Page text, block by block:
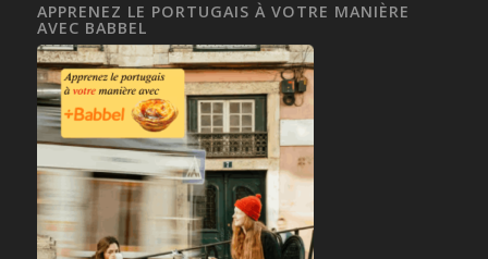
APPRENEZ LE PORTUGAIS À VOTRE MANIÈRE
AVEC BABBEL